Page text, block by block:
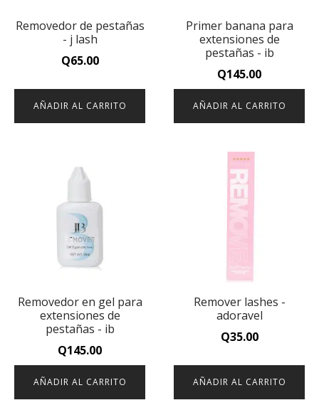
Removedor de pestañas
- j lash
Q65.00
AÑADIR AL CARRITO
Primer banana para
extensiones de
pestañas - ib
Q145.00
AÑADIR AL CARRITO
Removedor en gel para
extensiones de
pestañas - ib
Q145.00
AÑADIR AL CARRITO
Remover lashes -
adoravel
Q35.00
AÑADIR AL CARRITO